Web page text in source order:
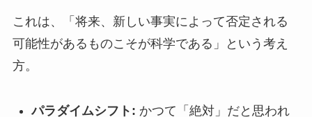
これは、「将来、新しい事実によって否定される
可能性があるものこそが科学である」という考え
方。
パラダイムシフト: かつて「絶対」だと思われ